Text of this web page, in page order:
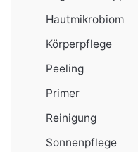
Hautmikrobiom
Körperpflege
Peeling
Primer
Reinigung
Sonnenpflege